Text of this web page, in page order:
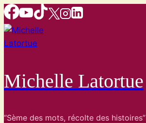
Aller
au
contenu
Michelle Latortue
“Sème des mots, récolte des histoires”